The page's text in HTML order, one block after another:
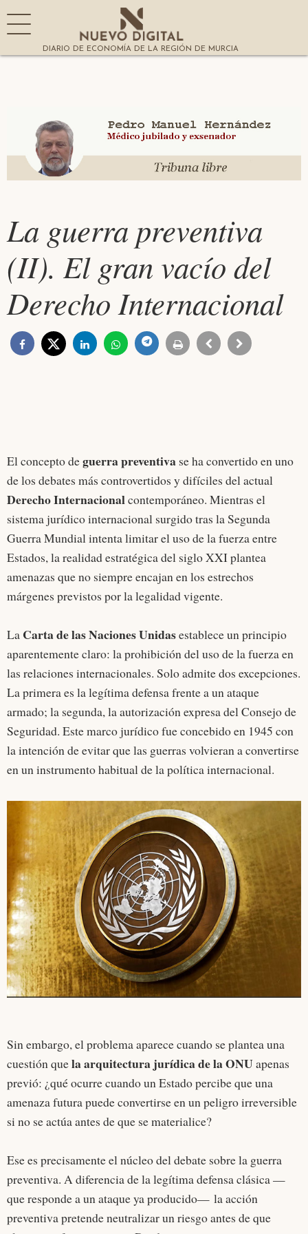
DIARIO DE ECONOMÍA DE LA REGIÓN DE MURCIA
La guerra preventiva
(II). El gran vacío del
Derecho Internacional
El concepto deguerra preventiva se ha convertido en uno
de los debates más controvertidos y difíciles del actual
Derecho Internacionalcontemporáneo. Mientras el
sistema jurídico internacional surgido tras la Segunda
Guerra Mundial intenta limitar el uso de la fuerza entre
Estados, la realidad estratégica del siglo XXI plantea
amenazas que no siempre encajan en los estrechos
márgenes previstos por la legalidad vigente.
La Carta de las Naciones Unidasestablece un principio
aparentemente claro: la prohibición del uso de la fuerza en
las relaciones internacionales. Solo admite dos excepciones.
La primera es la legítima defensa frente a un ataque
armado; la segunda, la autorización expresa del Consejo de
Seguridad. Este marco jurídico fue concebido en 1945 con
la intención de evitar que las guerras volvieran a convertirse
en un instrumento habitual de la política internacional.
Sin embargo, el problema aparece cuando se plantea una
cuestión quela arquitectura jurídica de la ONUapenas
previó: ¿qué ocurre cuando un Estado percibe que una
amenaza futura puede convertirse en un peligro irreversible
si no se actúa antes de que se materialice?
Ese es precisamente el núcleo del debate sobre la guerra
preventiva. A diferencia de la legítima defensa clásica —
que responde a un ataque ya producido— la acción
preventiva pretende neutralizar un riesgo antes de que